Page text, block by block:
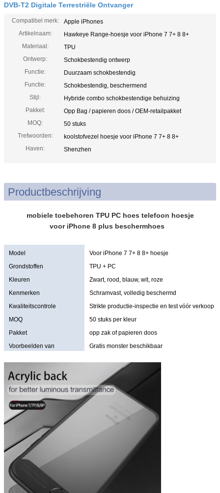
DVB-T2 Digitale Terrestriële Ontvanger
Compatibel merk:
Apple iPhones
Artikelnaam:
Hawkeye Range-hoesje voor iPhone 7 7+ 8 8+
Materiaal:
TPU
Ontwerp:
Schokbestendig ontwerp
Functie:
Duurzaam schokbestendig
Functie:
Schokbestendig, beschermend
Stijl:
Hybride combo schokbestendige behuizing
Pakket:
Opp Bag / papieren doos / OEM-retailpakket
MOQ:
50 stuks
Trefwoorden:
koolstofvezel hoesje voor iPhone 7 7+ 8 8+
Haven:
Shenzhen
Productbeschrijving
mobiele toebehoren TPU PC hoes telefoon hoesje
voor iPhone 8 plus beschermhoes
Model
Voor iPhone 7 7+ 8 8+ hoesje
Grondstoffen
TPU + PC
Kleuren
Zwart, rood, blauw, wit, roze
Kenmerken
Schramvast, volledig beschermd
Kwaliteitscontrole
Strikte productie-inspectie en test vóór verkoop
MOQ
50 stuks per kleur
Pakket
opp zak of papieren doos
Voorbeelden van
Gratis monster beschikbaar